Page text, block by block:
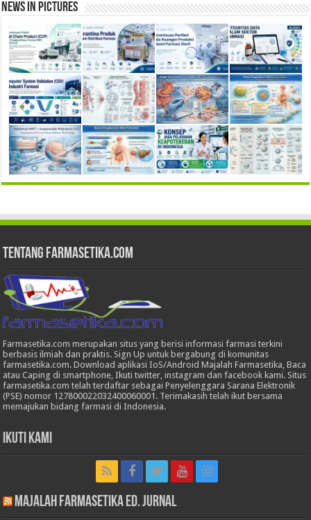
News in Pictures
Tentang Farmasetika.com
Farmasetika.com merupakan situs yang berisi informasi farmasi terkini
berbasis ilmiah dan praktis. Sign Up untuk bergabung di komunitas
farmasetika.com. Download aplikasi IoS/Android Majalah Farmasetika, Baca
atau Caping di smartphone, Ikuti twitter, instagram dan facebook kami. Situs
farmasetika.com telah terdaftar sebagai Penyelenggara Sarana Elektronik
(PSE) nomor 127800022032400060001. Terimakasih telah ikut bersama
memajukan bidang farmasi di Indonesia.
Ikuti Kami
Majalah Farmasetika Ed. Jurnal